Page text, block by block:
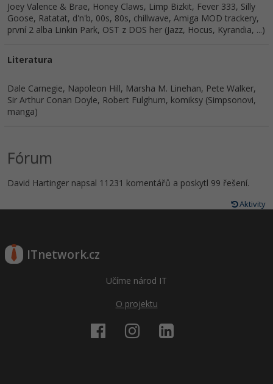
Joey Valence & Brae, Honey Claws, Limp Bizkit, Fever 333, Silly
Goose, Ratatat, d'n'b, 00s, 80s, chillwave, Amiga MOD trackery,
první 2 alba Linkin Park, OST z DOS her (Jazz, Hocus, Kyrandia, ...)
Literatura
Dale Carnegie, Napoleon Hill, Marsha M. Linehan, Pete Walker,
Sir Arthur Conan Doyle, Robert Fulghum, komiksy (Simpsonovi,
manga)
Fórum
David Hartinger napsal 11231 komentářů a poskytl 99 řešení.
Aktivity
ITnetwork.cz
Učíme národ IT
O projektu